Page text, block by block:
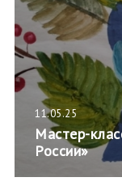
11.05.25
Мастер-
России»